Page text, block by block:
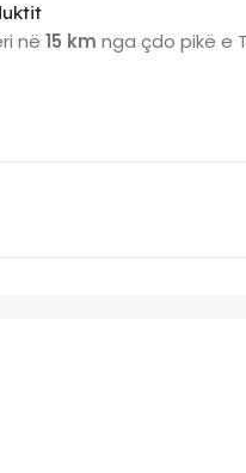
në 15 km nga çdo pikë e